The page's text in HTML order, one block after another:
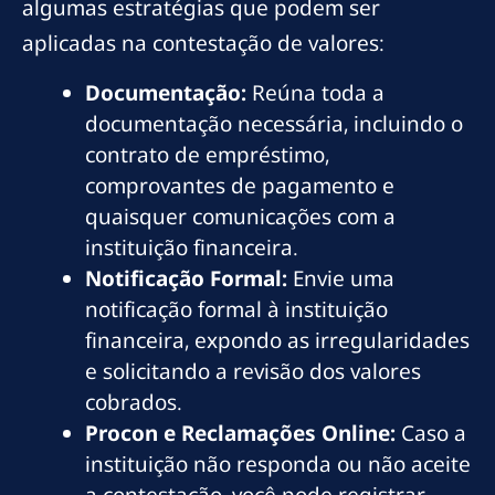
algumas estratégias que podem ser
aplicadas na contestação de valores:
Documentação: Reúna toda a
documentação necessária, incluindo o
contrato de empréstimo,
comprovantes de pagamento e
quaisquer comunicações com a
instituição financeira.
Notificação Formal: Envie uma
notificação formal à instituição
financeira, expondo as irregularidades
e solicitando a revisão dos valores
cobrados.
Procon e Reclamações Online: Caso a
instituição não responda ou não aceite